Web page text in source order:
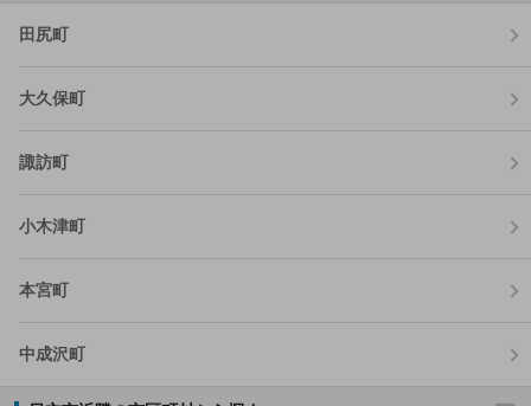
田尻町
大久保町
諏訪町
小木津町
本宮町
中成沢町